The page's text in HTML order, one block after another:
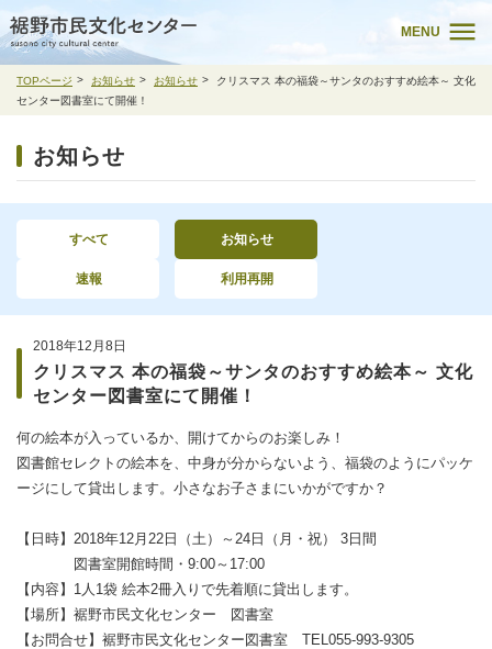
MENU
TOPページ お知らせ お知らせ
クリスマス 本の福袋～サンタのおすすめ絵本～ 文化
センター図書室にて開催！
お知らせ
すべて お知らせ
速報 利用再開
2018年12月8日
クリスマス 本の福袋～サンタのおすすめ絵本～ 文化
センター図書室にて開催！
何の絵本が入っているか、開けてからのお楽しみ！
図書館セレクトの絵本を、中身が分からないよう、福袋のようにパッケ
ージにして貸出します。小さなお子さまにいかがですか？
【日時】2018年12月22日（土）～24日（月・祝） 3日間
図書室開館時間・9:00～17:00
【内容】1人1袋 絵本2冊入りで先着順に貸出します。
【場所】裾野市民文化センター 図書室
【お問合せ】裾野市民文化センター図書室 TEL055-993-9305